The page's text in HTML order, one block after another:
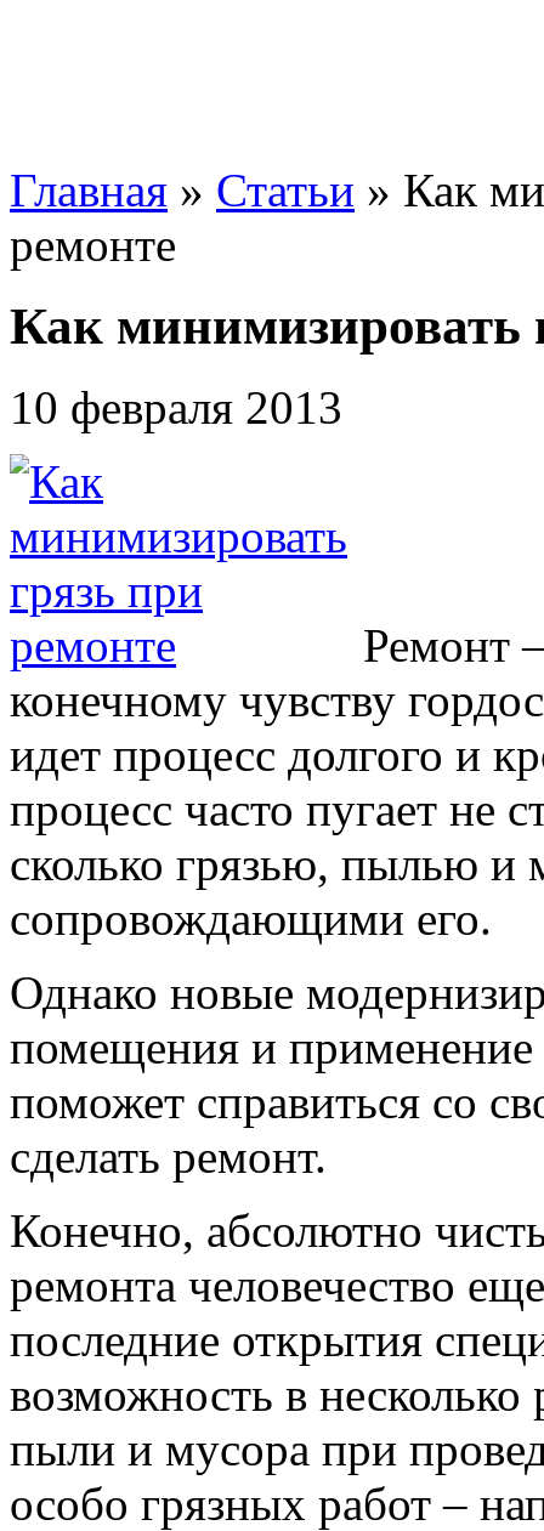
Главная » Статьи » Как
ремонте
Как минимизировать
10 февраля 2013
Ремонт
конечному чувству
идет процесс долгого и
процесс часто пугает не
сколько грязью, пылью и
сопровождающими его.
Однако новые
помещения и применение
поможет справиться со
сделать ремонт.
Конечно, абсолютно
ремонта человечество
последние открытия
возможность в
пыли и мусора при
особо грязных работ –